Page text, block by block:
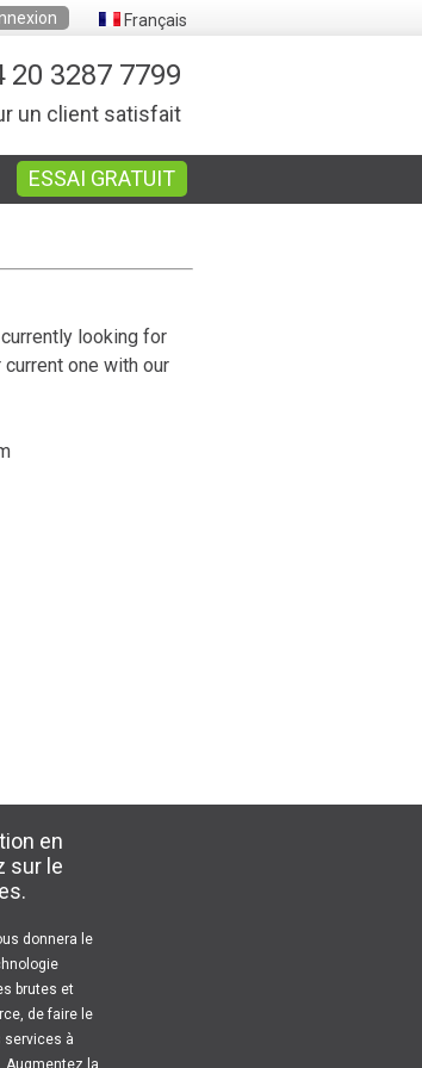
Français
20 3287 7799
un client satisfait
ESSAI GRATUIT
looking for
one with our
en
sur le
donnera le
brutes et
de faire le
services à
Augmentez la